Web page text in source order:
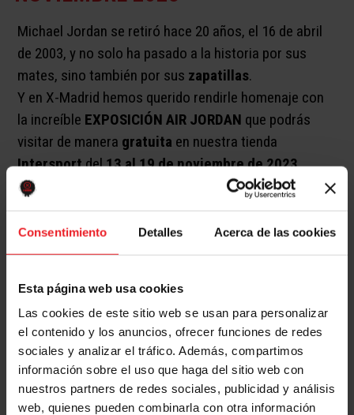
Consentimiento Detalles Acerca de las cookies
Esta página web usa cookies
Las cookies de este sitio web se usan para personalizar
el contenido y los anuncios, ofrecer funciones de redes
sociales y analizar el tráfico. Además, compartimos
información sobre el uso que haga del sitio web con
nuestros partners de redes sociales, publicidad y análisis
web, quienes pueden combinarla con otra información
Michael Jordan se retiró hace 20 años, el 16 de abril
de 2003, y no solo ha pasado a la historia por sus
mates, sino también por sus zapatillas.
Y en X-Madrid hemos querido rendirle homenaje con
la increíble EXPOSICIÓN AIR JORDAN que podrás
visitar de manera gratuita en nuestra tienda
Intersportdel13 al 19 de noviembre de 2023.
Más de 150 modelos de zapatillasde la estrella del
baloncesto en una exposición única. En ella se
incluyen al menos un par de cada uno de los
diferentes modelos de la mítica saga de zapatillas
revolucionarias y recientes Jordan XXXV, pasando
por modelos legendarios como las “Olympic”, “Flue
Game” o“Last shot”.
Serás testigo de la evolución de los modelos de la
saga más importante de la historia de las zapatillas
de baloncesto, sus avances tecnológicos, su gama de